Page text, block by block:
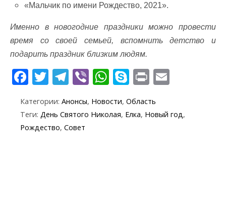
«Мальчик по имени Рождество, 2021».
Именно в новогодние праздники можно провести
время со своей семьей, вспомнить детство и
подарить праздник близким людям.
F
e
b
T
itt
er
T
e
gr
Vi
er
W
at
S
k
y
Pr
t ai
Категории: Анонсы, Новости, Область
Теги: День Святого Николая, Елка, Новый год ,
Рождество, Совет